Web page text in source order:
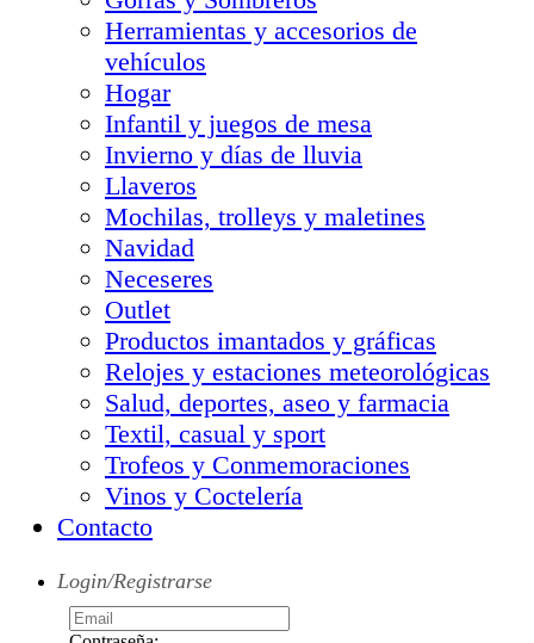
Herramientas y accesorios de
vehículos
Hogar
Infantil y juegos de mesa
Invierno y días de lluvia
Llaveros
Mochilas, trolleys y maletines
Navidad
Neceseres
Outlet
Productos imantados y gráficas
Relojes y estaciones meteorológicas
Salud, deportes, aseo y farmacia
Textil, casual y sport
Trofeos y Conmemoraciones
Vinos y Coctelería
Contacto
Login/Registrarse